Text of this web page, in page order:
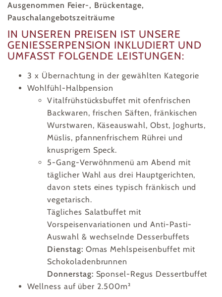
Ausgenommen Feier-, Brückentage,
Pauschalangebotszeiträume
IN UNSEREN PREISEN IST UNSERE
GENIESSERPENSION INKLUDIERT UND U
MFASST FOLGENDE LEISTUNGEN:
3 x Übernachtung in der gewählten Kategorie
Wohlfühl-Halbpension
Vitalfrühstücksbuffet mit ofenfrischen
Backwaren, frischen Säften, fränkischen
Wurstwaren, Käseauswahl, Obst, Joghurts,
Müslis, pfannenfrischem Rührei und
knusprigem Speck.
5-Gang-Verwöhnmenü am Abend mit
täglicher Wahl aus drei Hauptgerichten,
davon stets eines typisch fränkisch und
vegetarisch.
Tägliches Salatbuffet mit
Vorspeisenvariationen und Anti-Pasti-
Auswahl & wechselnde Desserbuffets
Dienstag: Omas Mehlspeisenbuffet mit
Schokoladenbrunnen
Donnerstag: Sponsel-Regus Dessertbuffet
Wellness auf über 2.500m²